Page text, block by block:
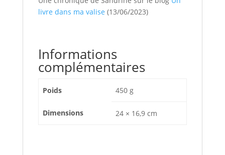
livre dans ma valise (13/06/2023)
Informations
complémentaires
Poids 450 g
Dimensions 24 × 16,9 cm